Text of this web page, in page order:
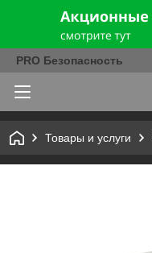
PRO Безопасность
Товары и услуги